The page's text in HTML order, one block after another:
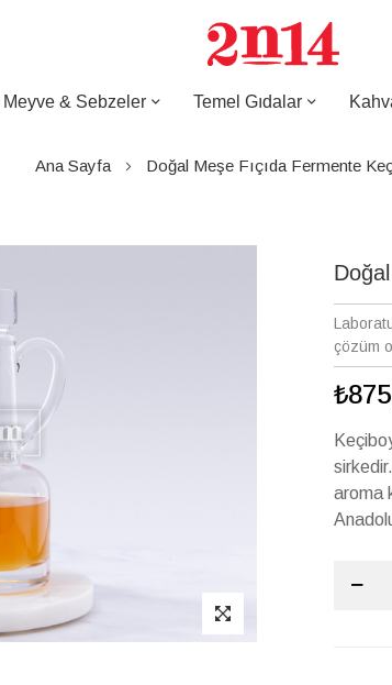
Meyve & Sebzeler Temel Gıdalar
Ana Sayfa Doğal Meşe Fıçıda Fermente
çözüm
aroma